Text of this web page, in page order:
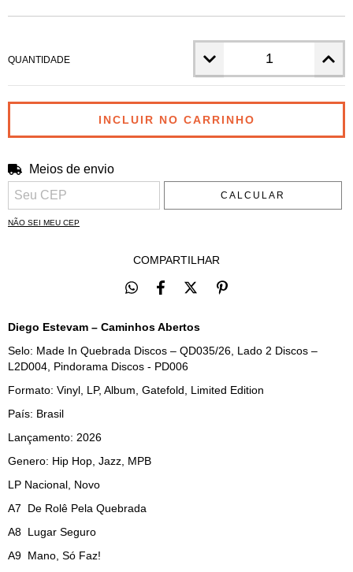
QUANTIDADE
Entregas para o CEP:
Meios de envio
CALCULAR
NÃO SEI MEU CEP
COMPARTILHAR
Diego Estevam – Caminhos Abertos
Selo: Made In Quebrada Discos – QD035/26, Lado 2 Discos –
L2D004, Pindorama Discos - PD006
Formato: Vinyl, LP, Album, Gatefold, Limited Edition
País: Brasil
Lançamento: 2026
Genero: Hip Hop, Jazz, MPB
LP Nacional, Novo
A7 De Rolê Pela Quebrada
A8 Lugar Seguro
A9 Mano, Só Faz!